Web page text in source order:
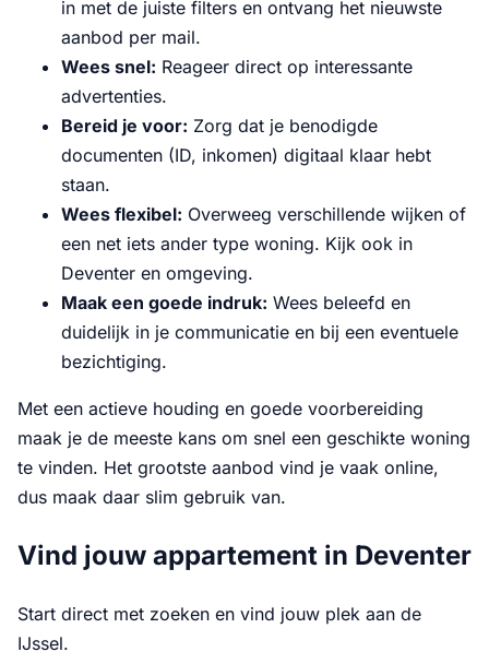
in met de juiste filters en ontvang het nieuwste
aanbod per mail.
Wees snel: Reageer direct op interessante
advertenties.
Bereid je voor: Zorg dat je benodigde
documenten (ID, inkomen) digitaal klaar hebt
staan.
Wees flexibel: Overweeg verschillende wijken of
een net iets ander type woning. Kijk ook in
Deventer en omgeving.
Maak een goede indruk: Wees beleefd en
duidelijk in je communicatie en bij een eventuele
bezichtiging.
Met een actieve houding en goede voorbereiding
maak je de meeste kans om snel een geschikte woning
te vinden. Het grootste aanbod vind je vaak online,
dus maak daar slim gebruik van.
Vind jouw appartement in Deventer
Start direct met zoeken en vind jouw plek aan de
IJssel.